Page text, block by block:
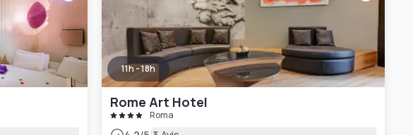
11h - 18h
Rome Art Hotel
Roma